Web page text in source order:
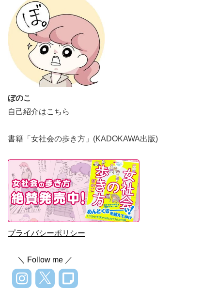
ぼのこ
自己紹介はこちら
書籍「女社会の歩き方」(KADOKAWA出版)
プライバシーポリシー
＼ Follow me ／